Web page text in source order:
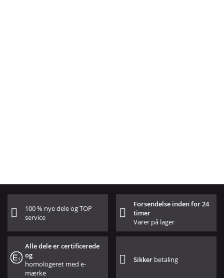
100 % nye dele og TOP
service
Forsendelse inden for 24
timer
Varer på lager
Alle dele er certificerede
og
homologeret med e-
mærke
Sikker betaling